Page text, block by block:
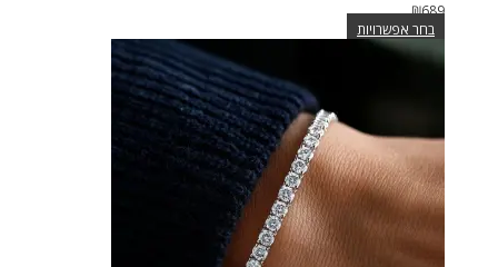
₪689
בחר אפשרויות
למוצר
זה
ניתן
לבחור
את
האפשרויות
בעמוד